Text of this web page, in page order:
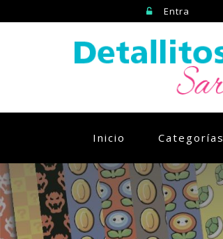
Entra
Inicio (current)Categorías